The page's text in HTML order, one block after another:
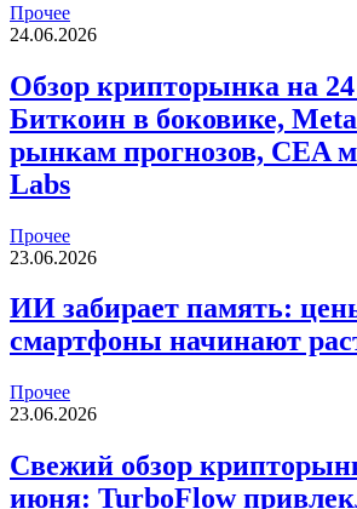
Прочее
24.06.2026
Обзор крипторынка на
Биткоин в боковике,
рынкам прогнозов, CEA
Labs
Прочее
23.06.2026
ИИ забирает память:
смартфоны начинают
Прочее
23.06.2026
Свежий обзор
июня: TurboFlow